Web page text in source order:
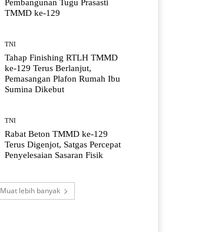
Pembangunan Tugu Prasasti
TMMD ke-129
TNI
Tahap Finishing RTLH TMMD
ke-129 Terus Berlanjut,
Pemasangan Plafon Rumah Ibu
Sumina Dikebut
TNI
Rabat Beton TMMD ke-129
Terus Digenjot, Satgas Percepat
Penyelesaian Sasaran Fisik
Muat lebih banyak